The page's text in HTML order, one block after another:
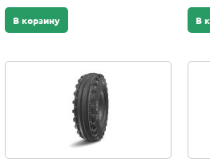
В корзину В